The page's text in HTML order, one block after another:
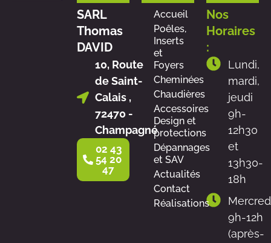
SARL
Thomas
DAVID
10, Route
de Saint-
Calais ,
72470 -
Champagné
02 43
54 20
47
Accueil
Poêles,
Inserts
et
Foyers
Cheminées
Chaudières
Accessoires
Design et
protections
Dépannages
et SAV
Actualités
Contact
Réalisations
Nos
Horaires
:
Lundi,
mardi,
jeudi
9h-
12h30
et
13h30-
18h
9h-12h
(après-